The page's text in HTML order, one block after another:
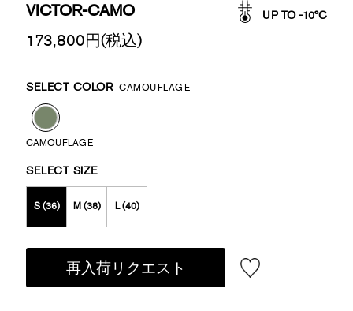
VICTOR-CAMO UP TO -10°C
173,800円(税込)
Variations
SELECT COLOR CAMOUFLAGE
CAMOUFLAGE
SELECT SIZE
S (36) M (38) L (40)
再入荷リクエスト